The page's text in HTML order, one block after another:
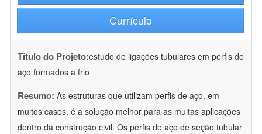
Currículo
Título do Projeto:estudo de ligações tubulares em perfis de
aço formados a frio
Resumo: As estruturas que utilizam perfis de aço, em
muitos casos, é a solução melhor para as muitas aplicações
dentro da construção civil. Os perfis de aço de seção tubular